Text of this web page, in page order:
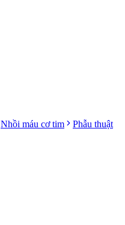
Nhồi máu cơ tim
Phẫu thuật